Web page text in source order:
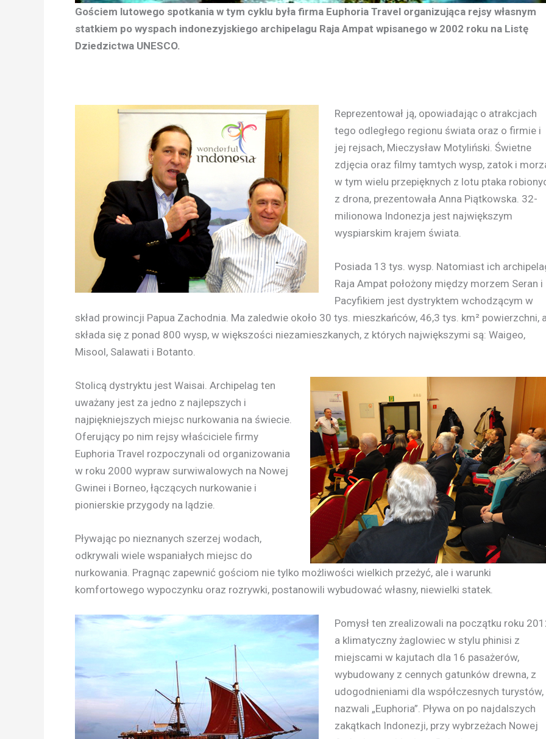
Gościem lutowego spotkania w tym cyklu była firma Euphoria Travel organizująca rejsy własnym
statkiem po wyspach indonezyjskiego archipelagu Raja Ampat wpisanego w 2002 roku na Listę
Dziedzictwa UNESCO.
Reprezentował ją, opowiadając o atrakcjach
tego odległego regionu świata oraz o firmie i
jej rejsach, Mieczysław Motyliński. Świetne
zdjęcia oraz filmy tamtych wysp, zatok i
w tym wielu przepięknych z lotu ptaka
z drona, prezentowała Anna Piątkowska. 32-
milionowa Indonezja jest największym
wyspiarskim krajem świata.
Posiada 13 tys. wysp. Natomiast ich
Raja Ampat położony między morzem Seran i
Pacyfikiem jest dystryktem wchodzącym w
skład prowincji Papua Zachodnia. Ma zaledwie około 30 tys. mieszkańców, 46,3 tys. km² powierzchni,
składa się z ponad 800 wysp, w większości niezamieszkanych, z których największymi są: Waigeo,
Misool, Salawati i Botanto.
Stolicą dystryktu jest Waisai. Archipelag ten
uważany jest za jedno z najlepszych i
najpiękniejszych miejsc nurkowania na świecie.
Oferujący po nim rejsy właściciele firmy
Euphoria Travel rozpoczynali od organizowania
w roku 2000 wypraw surwiwalowych na Nowej
Gwinei i Borneo, łączących nurkowanie i
pionierskie przygody na lądzie.
Pływając po nieznanych szerzej wodach,
odkrywali wiele wspaniałych miejsc do
nurkowania. Pragnąc zapewnić gościom nie tylko możliwości wielkich przeżyć, ale i warunki
komfortowego wypoczynku oraz rozrywki, postanowili wybudować własny, niewielki statek.
Pomysł ten zrealizowali na początku roku
a klimatyczny żaglowiec w stylu phinisi z
miejscami w kajutach dla 16 pasażerów,
wybudowany z cennych gatunków drewna, z
udogodnieniami dla współczesnych turystów,
nazwali „Euphoria”. Pływa on po najdalszych
zakątkach Indonezji, przy wybrzeżach Nowej